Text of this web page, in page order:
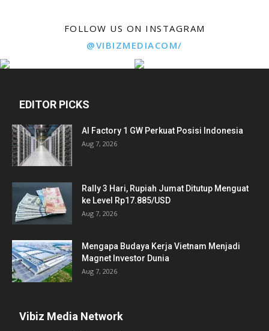
FOLLOW US ON INSTAGRAM
@VIBIZMEDIACOM/
EDITOR PICKS
AI Factory 1 GW Perkuat Posisi Indonesia
Aug 7, 2026
Rally 3 Hari, Rupiah Jumat Ditutup Menguat
ke Level Rp17.885/USD
Aug 7, 2026
Mengapa Budaya Kerja Vietnam Menjadi
Magnet Investor Dunia
Aug 7, 2026
Vibiz Media Network